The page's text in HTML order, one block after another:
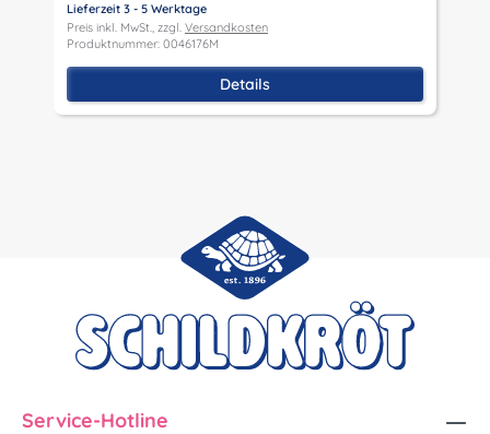
Lieferzeit 3 - 5 Werktage
Preis inkl. MwSt., zzgl. Versandkosten
Produktnummer: 0046176M
Details
Service-Hotline